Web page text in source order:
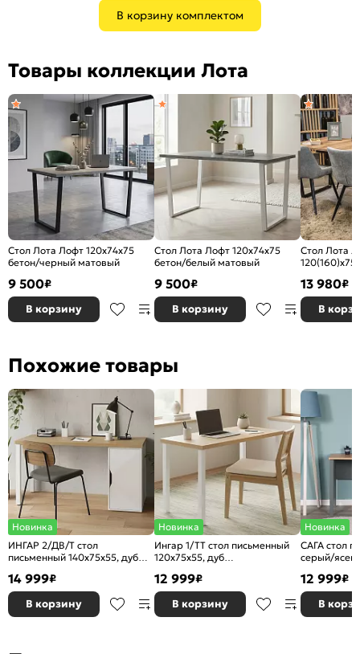
В корзину комплектом
Товары коллекции Лота
Стол Лота Лофт 120х74х75
бетон/черный матовый
9 500₽
В корзину
Стол Лота Лофт 120х74х75
бетон/белый матовый
9 500₽
В корзину
Стол Лота
13 980₽
В
Похожие товары
Новинка
ИНГАР 2/ДВ/T стол
письменный 140x75x55, дуб
14 999₽
В корзину
Новинка
Ингар 1/ТТ стол письменный
120x75x55, дуб
12 999₽
В корзину
Новинка
САГА стол
серый/ясень
12 999₽
В